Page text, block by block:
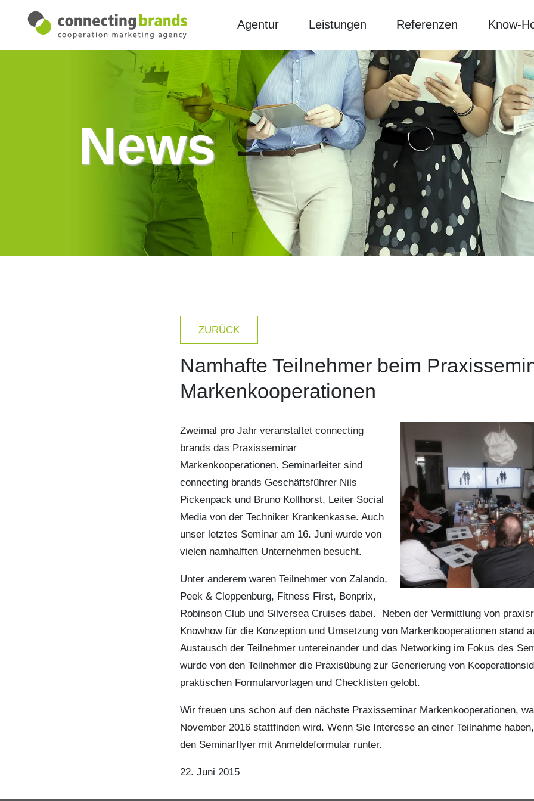
Agentur Leistungen Referenzen Know-
News
ZURÜCK
Namhafte Teilnehmer beim
Markenkooperationen
Zweimal pro Jahr veranstaltet connecting
brands das Praxisseminar
Markenkooperationen. Seminarleiter sind
connecting brands Geschäftsführer Nils
Pickenpack und Bruno Kollhorst, Leiter Social
Media von der Techniker Krankenkasse. Auch
unser letztes Seminar am 16. Juni wurde von
vielen namhalften Unternehmen besucht.
Unter anderem waren Teilnehmer von Zalando,
Peek & Cloppenburg, Fitness First, Bonprix,
Robinson Club und Silversea Cruises dabei. Neben der Vermittlung von
Knowhow für die Konzeption und Umsetzung von Markenkooperationen stand
Austausch der Teilnehmer untereinander und das Networking im Fokus des
wurde von den Teilnehmer die Praxisübung zur Generierung von
praktischen Formularvorlagen und Checklisten gelobt.
Wir freuen uns schon auf den nächste Praxisseminar Markenkooperationen,
November 2016 stattfinden wird. Wenn Sie Interesse an einer Teilnahme
den Seminarflyer mit Anmeldeformular runter.
22. Juni 2015